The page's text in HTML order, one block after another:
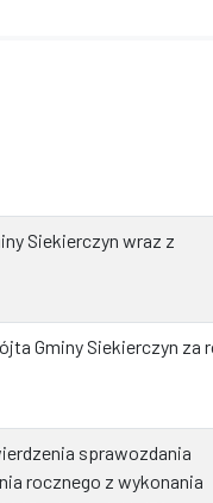
Siekierczyn wraz z
Gminy Siekierczyn za
sprawozdania
rocznego z wykonania